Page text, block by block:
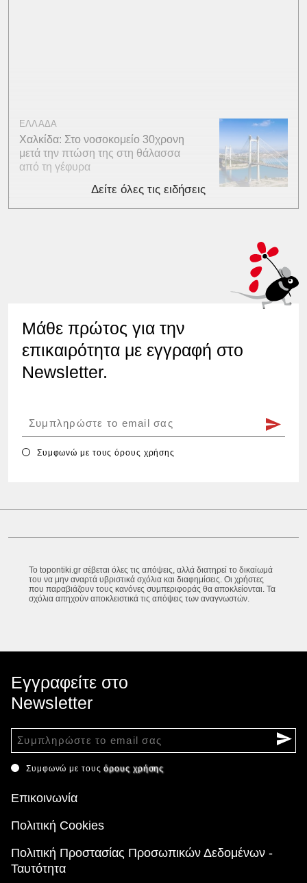
ΕΛΛΑΔΑ
Χαλκίδα: Στο νοσοκομείο 30χρονη
μετά την πτώση της στη θάλασσα
από τη γέφυρα
Δείτε όλες τις ειδήσεις
Μάθε πρώτος για την
επικαιρότητα με εγγραφή στο
Newsletter.
Συμφωνώ με τουςόρους χρήσης
Το topontiki.gr σέβεται όλες τις απόψεις, αλλά διατηρεί το δικαίωμά
του να μην αναρτά υβριστικά σχόλια και διαφημίσεις. Οι χρήστες
που παραβιάζουν τους κανόνες συμπεριφοράς θα αποκλείονται. Τα
σχόλια απηχούν αποκλειστικά τις απόψεις των αναγνωστών.
Εγγραφείτε στο
Newsletter
Συμφωνώ με τουςόρους χρήσης
Επικοινωνία
Πολιτική Cookies
Πολιτική Προστασίας Προσωπικών Δεδομένων -
Ταυτότητα